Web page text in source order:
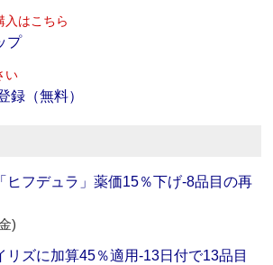
入はこちら
プ
い
録（無料）
ヒフデュラ」薬価15％下げ‐8品目の再
)
リズに加算45％適用‐13日付で13品目